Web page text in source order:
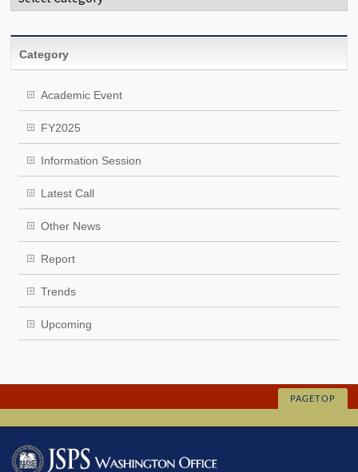
Category
Academic Event
FY2025
Information Session
Latest Call
Other News
Report
Trends
Upcoming
PAGETOP